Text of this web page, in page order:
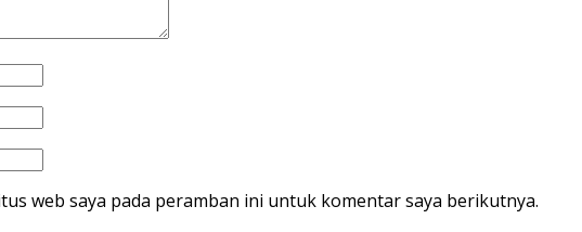
web saya pada peramban ini untuk komentar saya berikutnya.